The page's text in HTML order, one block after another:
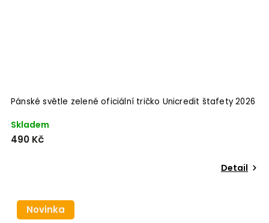
Pánské světle zelené oficiální tričko Unicredit štafety 2026
Skladem
490 Kč
Detail
Novinka